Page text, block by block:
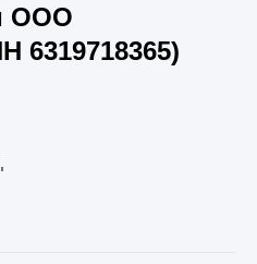
ООО
6319718365)